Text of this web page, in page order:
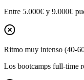
Entre 5.000€ y 9.000€
Ritmo muy intenso (40-
Los bootcamps full-time